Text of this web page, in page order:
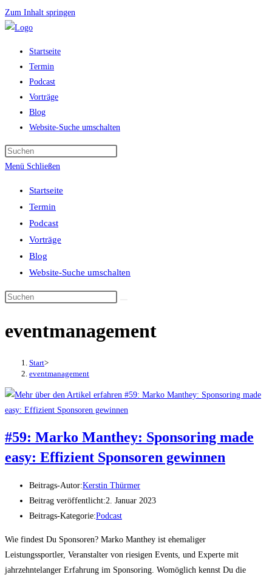
Zum Inhalt springen
Startseite
Termin
Podcast
Vorträge
Blog
Website-Suche umschalten
Menü Schließen
Startseite
Termin
Podcast
Vorträge
Blog
Website-Suche umschalten
eventmanagement
Start>
eventmanagement
#59: Marko Manthey: Sponsoring made
easy: Effizient Sponsoren gewinnen
Beitrags-Autor:Kerstin Thürmer
Beitrag veröffentlicht:2. Januar 2023
Beitrags-Kategorie:Podcast
Wie findest Du Sponsoren? Marko Manthey ist ehemaliger
Leistungssportler, Veranstalter von riesigen Events, und Experte mit
jahrzehntelanger Erfahrung im Sponsoring. Womöglich kennst Du die